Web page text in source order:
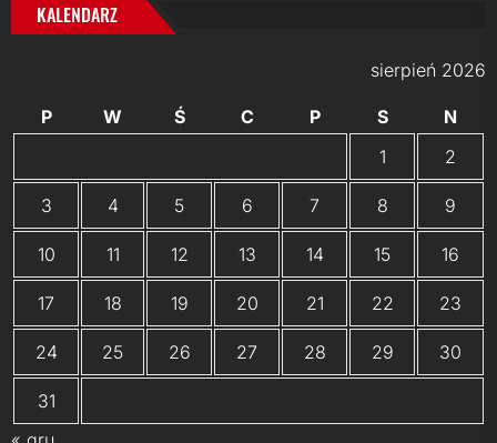
KALENDARZ
sierpień 2026
P W Ś C P S
N
1
2
3 4 5 6 7 8 9
10 11 12 13 14 15 16
17 18 19 20 21 22 23
24 25 26 27 28 29 30
31